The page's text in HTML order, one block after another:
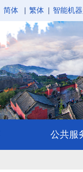
简体 繁体 智能机器